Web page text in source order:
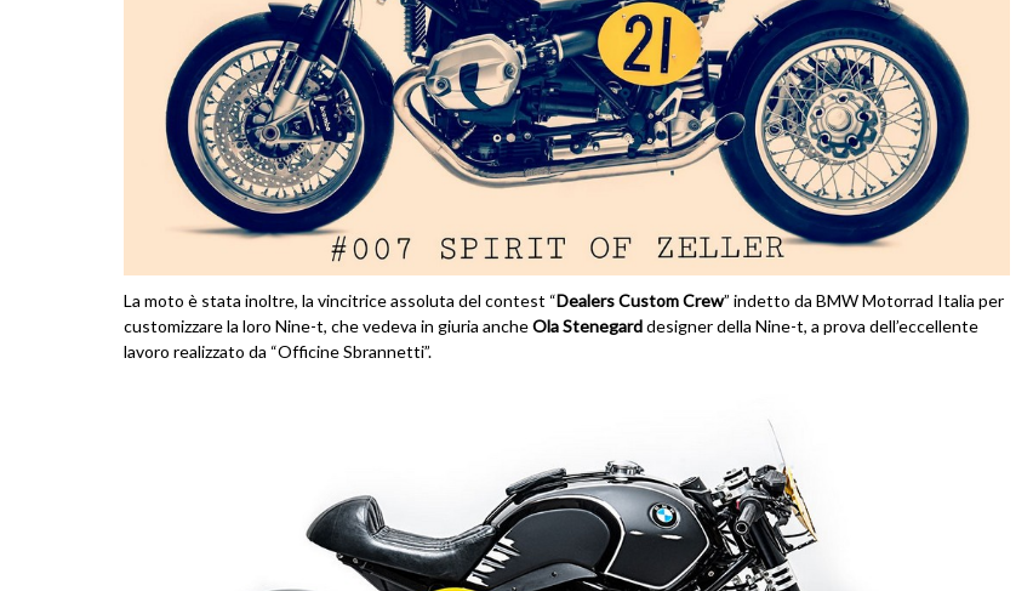
La moto è stata inoltre, la vincitrice assoluta del contest “Dealers Custom Crew” indetto da BMW Motorrad Italia per
customizzare la loro Nine-t, che vedeva in giuria ancheOla Stenegarddesigner della Nine-t, a prova dell’eccellente
lavoro realizzato da “Officine Sbrannetti”.